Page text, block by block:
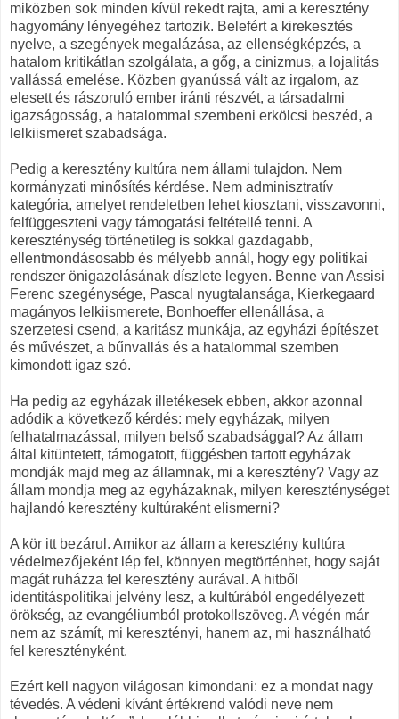
miközben sok minden kívül rekedt rajta, ami a keresztény
hagyomány lényegéhez tartozik. Belefért a kirekesztés
nyelve, a szegények megalázása, az ellenségképzés, a
hatalom kritikátlan szolgálata, a gőg, a cinizmus, a lojalitás
vallássá emelése. Közben gyanússá vált az irgalom, az
elesett és rászoruló ember iránti részvét, a társadalmi
igazságosság, a hatalommal szembeni erkölcsi beszéd, a
lelkiismeret szabadsága.
Pedig a keresztény kultúra nem állami tulajdon. Nem
kormányzati minősítés kérdése. Nem adminisztratív
kategória, amelyet rendeletben lehet kiosztani, visszavonni,
felfüggeszteni vagy támogatási feltétellé tenni. A
kereszténység történetileg is sokkal gazdagabb,
ellentmondásosabb és mélyebb annál, hogy egy politikai
rendszer önigazolásának díszlete legyen. Benne van Assisi
Ferenc szegénysége, Pascal nyugtalansága, Kierkegaard
magányos lelkiismerete, Bonhoeffer ellenállása, a
szerzetesi csend, a karitász munkája, az egyházi építészet
és művészet, a bűnvallás és a hatalommal szemben
kimondott igaz szó.
Ha pedig az egyházak illetékesek ebben, akkor azonnal
adódik a következő kérdés: mely egyházak, milyen
felhatalmazással, milyen belső szabadsággal? Az állam
által kitüntetett, támogatott, függésben tartott egyházak
mondják majd meg az államnak, mi a keresztény? Vagy az
állam mondja meg az egyházaknak, milyen kereszténységet
hajlandó keresztény kultúraként elismerni?
A kör itt bezárul. Amikor az állam a keresztény kultúra
védelmezőjeként lép fel, könnyen megtörténhet, hogy saját
magát ruházza fel keresztény aurával. A hitből
identitáspolitikai jelvény lesz, a kultúrából engedélyezett
örökség, az evangéliumból protokollszöveg. A végén már
nem az számít, mi keresztényi, hanem az, mi használható
fel keresztényként.
Ezért kell nagyon világosan kimondani: ez a mondat nagy
tévedés. A védeni kívánt értékrend valódi neve nem